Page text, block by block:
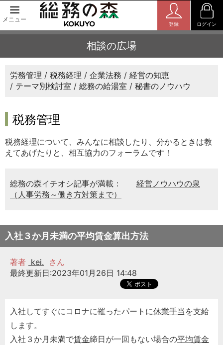
メニュー
登録 ログイン
相談の広場
労務管理 税務経理 企業法務
経営の知恵
テーマ別検討室
総務の給湯室 秘書のノウハウ
税務管理
税務経理について、みんなに相談したり、分かるときは教
えてあげたりと、相互協力のフォーラムです！
総務の森イチオシ記事が満載：
経営ノウハウの泉
（人事労務～働き方対策まで）
入社３か月未満の平均賃金算出方法
著者 kei.
さん
最終更新日:2023年01月26日 14:48
入社してすぐにコロナに罹ったパートに休業手当 を支給
します。
入社３か月未満で賃金締日が一回もない場合の平均賃金